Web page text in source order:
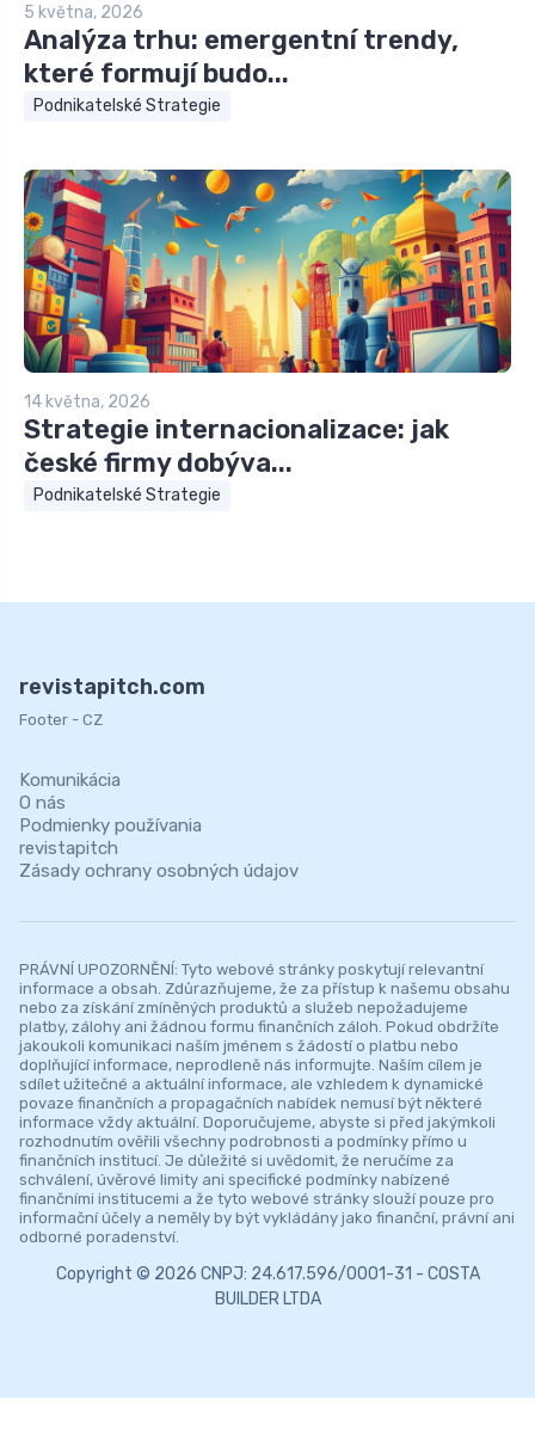
5 května, 2026
Analýza trhu: emergentní trendy,
které formují budo...
Podnikatelské Strategie
14 května, 2026
Strategie internacionalizace: jak
české firmy dobýva...
Podnikatelské Strategie
revistapitch.com
Footer - CZ
Komunikácia
O nás
Podmienky používania
revistapitch
Zásady ochrany osobných údajov
PRÁVNÍ UPOZORNĚNÍ: Tyto webové stránky poskytují relevantní
informace a obsah. Zdůrazňujeme, že za přístup k našemu obsahu
nebo za získání zmíněných produktů a služeb nepožadujeme
platby, zálohy ani žádnou formu finančních záloh. Pokud obdržíte
jakoukoli komunikaci naším jménem s žádostí o platbu nebo
doplňující informace, neprodleně nás informujte. Naším cílem je
sdílet užitečné a aktuální informace, ale vzhledem k dynamické
povaze finančních a propagačních nabídek nemusí být některé
informace vždy aktuální. Doporučujeme, abyste si před jakýmkoli
rozhodnutím ověřili všechny podrobnosti a podmínky přímo u
finančních institucí. Je důležité si uvědomit, že neručíme za
schválení, úvěrové limity ani specifické podmínky nabízené
finančními institucemi a že tyto webové stránky slouží pouze pro
informační účely a neměly by být vykládány jako finanční, právní ani
odborné poradenství.
Copyright © 2026 CNPJ: 24.617.596/0001-31 - COSTA
BUILDER LTDA